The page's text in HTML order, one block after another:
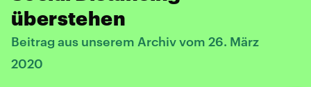
überstehen
Beitrag aus unserem Archiv vom 26. März
2020